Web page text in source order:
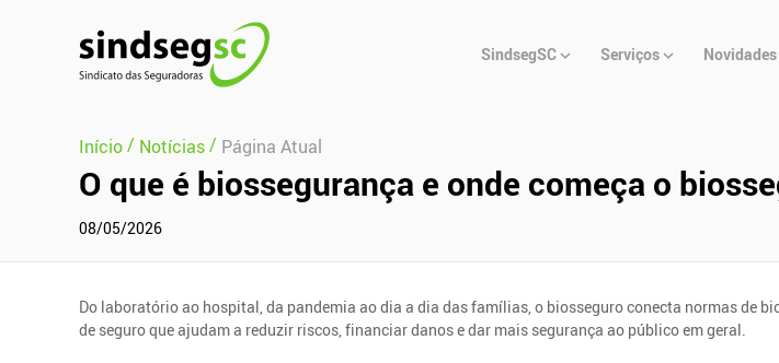
Principal
SindsegSC Serviços Novidades
Início/ Notícias/ Página Atual
O que é biossegurança e onde começa o
08/05/2026
Do laboratório ao hospital, da pandemia ao dia a dia das famílias, o biosseguro conecta normas de
de seguro que ajudam a reduzir riscos, financiar danos e dar mais segurança ao público em geral.